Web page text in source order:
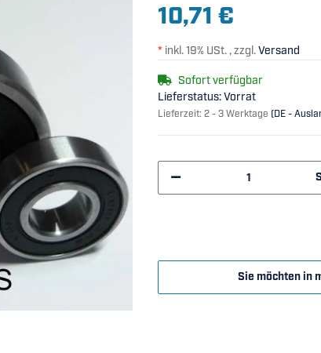
10,71 €
* inkl. 19% USt. , zzgl.Versand
Sofort verfügbar
Lieferstatus: Vorrat
Lieferzeit: 2 - 3 Werktage (DE -
Sie möchten in